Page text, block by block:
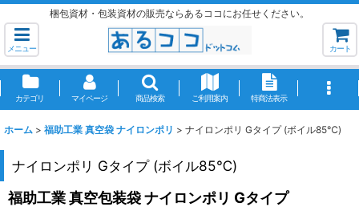
梱包資材・包装資材の販売ならあるココにお任せください。
メニュー カート
カテゴリ マイページ 商品検索 ご利用案内 特商法表示
ホーム > 福助工業 真空袋 ナイロンポリ > ナイロンポリ Gタイプ (ボイル85℃)
ナイロンポリ Gタイプ (ボイル85℃)
福助工業 真空包装袋 ナイロンポリ Gタイプ